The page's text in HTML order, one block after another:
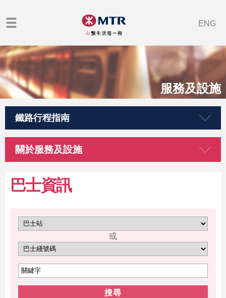
ENG
服務及設施
鐵路行程指南
關於服務及設施
巴士資訊
或
搜尋